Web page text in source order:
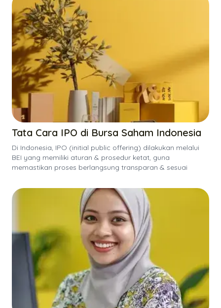
Tata Cara IPO di Bursa Saham Indonesia
Di Indonesia, IPO (initial public offering) dilakukan melalui
BEI yang memiliki aturan & prosedur ketat, guna
memastikan proses berlangsung transparan & sesuai